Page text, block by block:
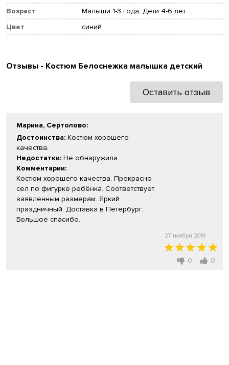
Возраст
Малыши 1-3 года, Дети 4-6 лет
Цвет
синий
Отзывы - Костюм Белоснежка малышка детский
Оставить отзыв
Марина, Сертолово:
Достоинства: Костюм хорошего
качества.
Недостатки: Не обнаружила
Комментарии:
Костюм хорошего качества. Прекрасно
сел по фигурке ребёнка. Соответствует
заявленным размерам. Яркий
праздничный. Доставка в Петербург.
Большое спасибо.
27 ноября 2019
0 0